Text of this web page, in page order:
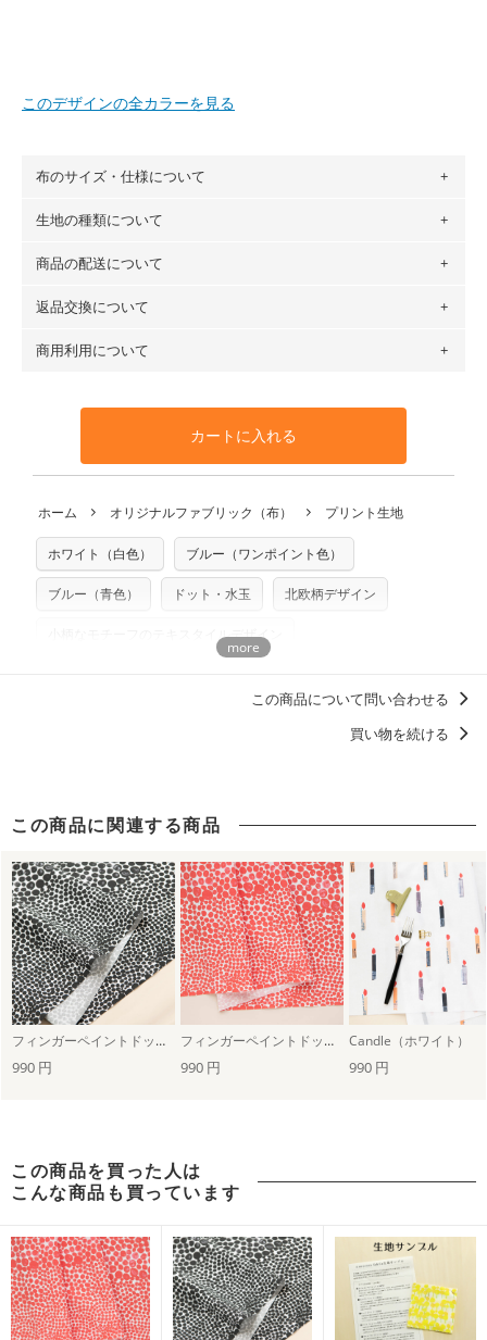
このデザインの全カラーを見る
布のサイズ・仕様について
布の長さは50cm単位での販売になります。
場合 → 購入数量「7」
※カットを希望の方は備考欄に「50cmずつカット希望」など
ご記載ください（50cm単位でのカットのみ）
プリント布の仕様についてもっと詳しく見る
生地の種類について
・現在、すべてのデザインのプリントに使用している生地は
ットン（ダブルガーゼ）・100％コットン（ローン）・コッ
トンリネン（ビエラ織）・100％コットン（ツイル）・
100％コットン（キャンバス・11号帆布）です。
生地見本サンプル（無料）を購入する
商品の配送について
・ネコポスでの配送は、布は2mまで型紙は2個までとなりま
も送料の表示が600円となり宅急便での配送となります。
となります。
※万が一、検品時に不備が見つかった場合は、4～5営業日後
※土日祝は営業日に含まれません。
※配送日のご指定は承れません。出来上がり次第、順次発送
返品交換について
・布はご注文後に注文数量のみをプリントするため、
購入後
や用尺をお間違えのないようお願いします。思っていた色味
と違う、などの理由での返品は承れません。予めご了承くだ
商用利用について
利用いただけます。「nunocoto fabric使用」といった記載
も不要です。（製品化した際に起こる全ての問題、クレーム
いませんのでご了承ください）
※有料型紙（ホームソーイング型紙シリーズ）および柄がえ
らべるキットに付属された型紙は商用利用できませんのでご
注意ください。型紙自体の転用・販売および型紙を使用して
商用利用についての詳細はこちら
カートに入れる
ホーム オリジナルファブリック（布） プリント生地
ホワイト（白色） ブルー（ワンポイント色）
ブルー（青色） ドット・水玉 北欧柄デザイン
小柄なモチーフのテキスタイルデザイン
この商品について問い合わせる
買い物を続ける
この商品に関連する商品
フィンガーペイントドット（ブラック） フィンガーペイントドット（レッド） Candle（ホワイト）
990 円 990 円 990 円
この商品を買った人は
こんな商品も買っています